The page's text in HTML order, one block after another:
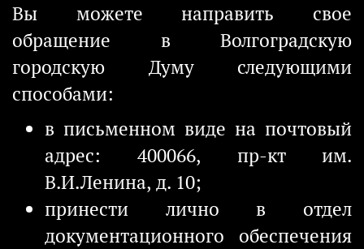
Вы можете направить свое
обращение в Волгоградскую
городскую Думу следующими
способами:
в письменном виде на почтовый
адрес: 400066, пр-кт им.
В.И.Ленина, д. 10;
принести лично в отдел
документационного обеспечения